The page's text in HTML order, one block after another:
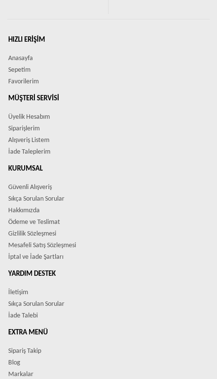
HIZLI ERIŞIM
Anasayfa
Sepetim
Favorilerim
MÜŞTERI SERVISI
Üyelik Hesabım
Siparişlerim
Alışveriş Listem
İade Taleplerim
KURUMSAL
Güvenli Alışveriş
Sıkça Sorulan Sorular
Hakkımızda
Ödeme ve Teslimat
Gizlilik Sözleşmesi
Mesafeli Satış Sözleşmesi
İptal ve İade Şartları
YARDIM DESTEK
İletişim
Sıkça Sorulan Sorular
İade Talebi
EXTRA MENÜ
Sipariş Takip
Blog
Markalar